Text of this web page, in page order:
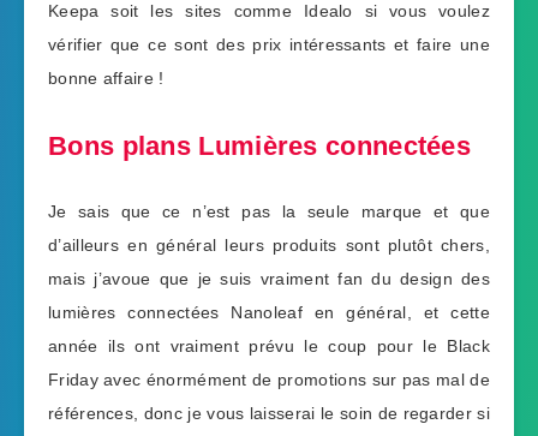
Keepa soit les sites comme Idealo si vous voulez
vérifier que ce sont des prix intéressants et faire une
bonne affaire !
Bons plans Lumières connectées
Je sais que ce n’est pas la seule marque et que
d’ailleurs en général leurs produits sont plutôt chers,
mais j’avoue que je suis vraiment fan du design des
lumières connectées Nanoleaf en général, et cette
année ils ont vraiment prévu le coup pour le Black
Friday avec énormément de promotions sur pas mal de
références, donc je vous laisserai le soin de regarder si